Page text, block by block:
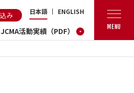
み 日本語 ENGLISH
JCMA活動実績（PDF） MENU